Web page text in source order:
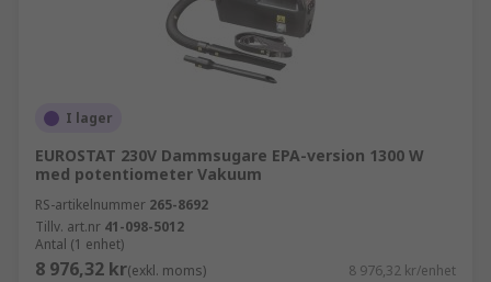
I lager
EUROSTAT 230V Dammsugare EPA-version 1300 W
med potentiometer Vakuum
RS-artikelnummer 265-8692
Tillv. art.nr 41-098-5012
Antal (1 enhet)
8 976,32 kr(exkl. moms) 8 976,32 kr/enhet